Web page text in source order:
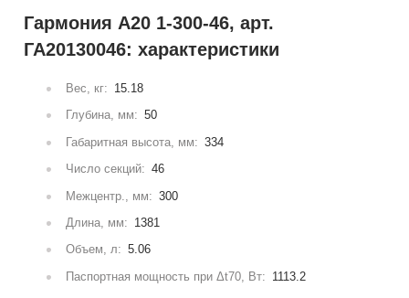
Гармония А20 1-300-46, арт.
ГА20130046: характеристики
Вес, кг: 15.18
Глубина, мм: 50
Габаритная высота, мм: 334
Число секций: 46
Межцентр., мм: 300
Длина, мм: 1381
Объем, л: 5.06
Паспортная мощность при Δt70, Вт: 1113.2